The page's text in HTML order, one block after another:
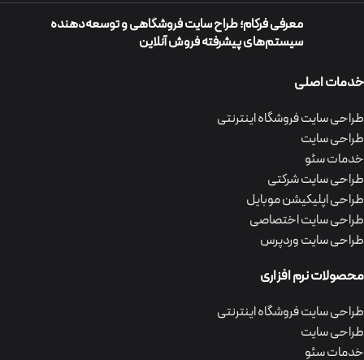
معرفی فرکام؛ طراح سایت فروشگاهی و توسعه‌دهنده
سیستم‌های پیشرفته فروش آنلاین
خدمات اصلی
طراحی سایت فروشگاه اینترنتی
طراحی سایت
خدمات سئو
طراحی سایت شرکتی
طراحی اپلیکیشن موبایل
طراحی سایت اختصاصی
طراحی سایت وردپرس
محصولات نرم افزاری
طراحی سایت فروشگاه اینترنتی
طراحی سایت
خدمات سئو